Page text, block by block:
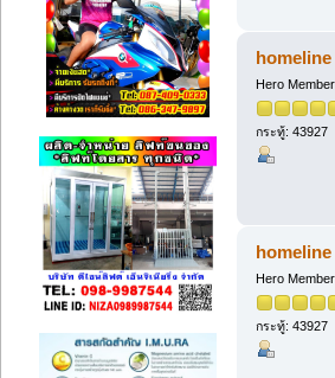
homeline
Hero Member
กระทู้: 43927
homeline
Hero Member
กระทู้: 43927